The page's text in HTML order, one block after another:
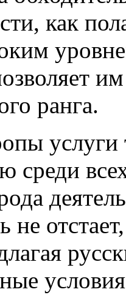
как
ранга.
услуги
среди
не